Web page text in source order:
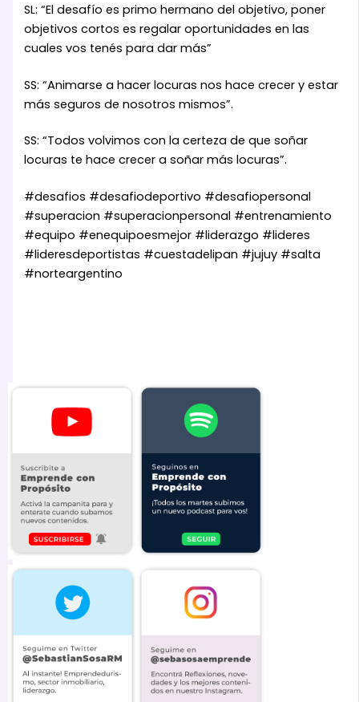
SL: “El desafío es primo hermano del objetivo, poner
objetivos cortos es regalar oportunidades en las
cuales vos tenés para dar más”
SS: “Animarse a hacer locuras nos hace crecer y estar
más seguros de nosotros mismos”.
SS: “Todos volvimos con la certeza de que soñar
locuras te hace crecer a soñar más locuras”.
#desafios #desafiodeportivo #desafiopersonal
#superacion #superacionpersonal #entrenamiento
#equipo #enequipoesmejor #liderazgo #lideres
#lideresdeportistas #cuestadelipan #jujuy #salta
#norteargentino